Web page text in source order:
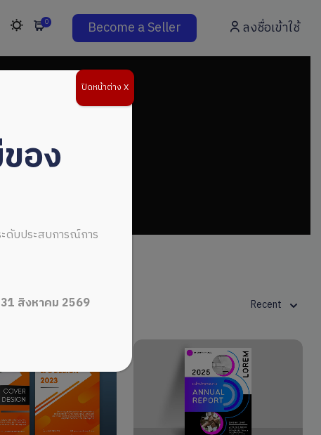
0 Become a Seller ลงชื่อเข้าใช้
Recent
View
Details
0 Sale
View
Details
0 Sale
อง
ะดับประสบการณ์การ
31 สิงหาคม 2569
ปิดหน้าต่าง X